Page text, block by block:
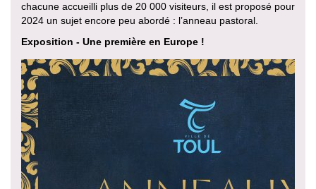
chacune accueilli plus de 20 000 visiteurs, il est proposé pour
2024 un sujet encore peu abordé : l’anneau pastoral.
Exposition - Une première en Europe !